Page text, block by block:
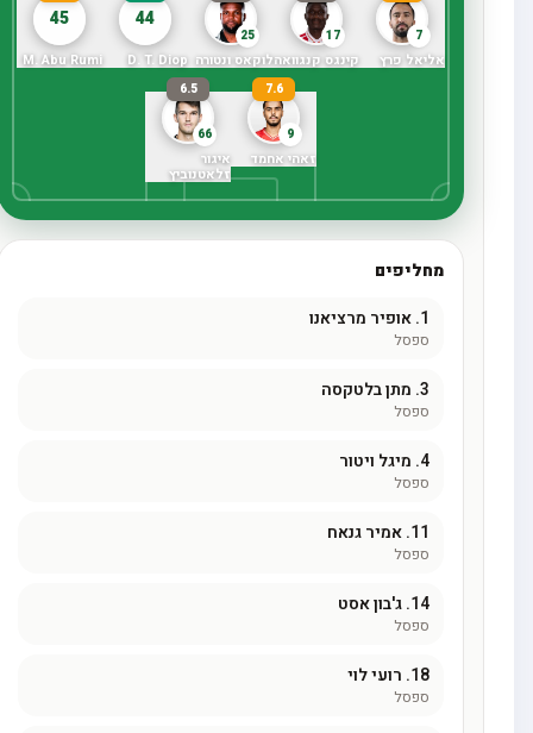
אליאל פרץ קינגס קנגוואהלוקאס ונטורה
44
D. T. Diop
45
M. Abu Rumi
7.6
זאהי אחמד
6.5
איגור
זלאטנוביץ
מחליפים
אופיר מרציאנו
ספסל
מתן בלטקסה
ספסל
מיגל ויטור
ספסל
אמיר גנאח
ספסל
ג'בון אסט
ספסל
רועי לוי
ספסל